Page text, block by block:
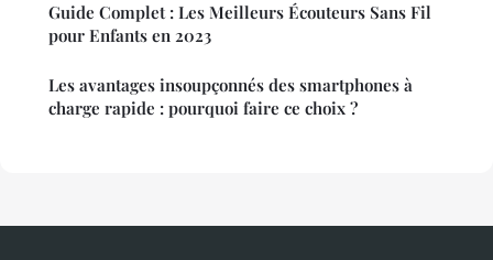
Guide Complet : Les Meilleurs Écouteurs Sans Fil
pour Enfants en 2023
Les avantages insoupçonnés des smartphones à
charge rapide : pourquoi faire ce choix ?